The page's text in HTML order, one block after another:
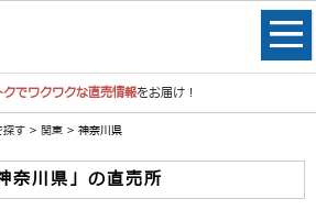
クでワクワクな直売情報をお届け！
探す > 関東 > 神奈川県
奈川県」の直売所